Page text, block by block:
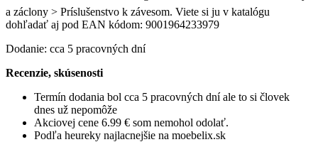
a záclony > Príslušenstvo k závesom. Viete si ju v katalógu
dohľadať aj pod EAN kódom: 9001964233979
Dodanie: cca 5 pracovných dní
Recenzie, skúsenosti
Termín dodania bol cca 5 pracovných dní ale to si človek
dnes už nepomôže
Akciovej cene 6.99 € som nemohol odolať.
Podľa heureky najlacnejšie na moebelix.sk